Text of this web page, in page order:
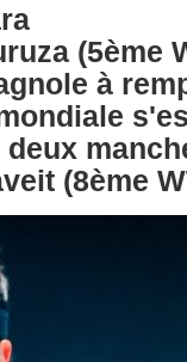
(5ème
à
(8ème